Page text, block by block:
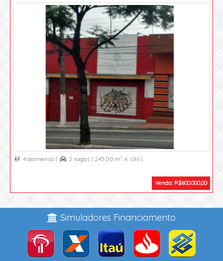
 4 banheiros |  2 vagas | 245,00 m² A. Útil |
Venda: R$600.000,00
Simuladores Financiamento